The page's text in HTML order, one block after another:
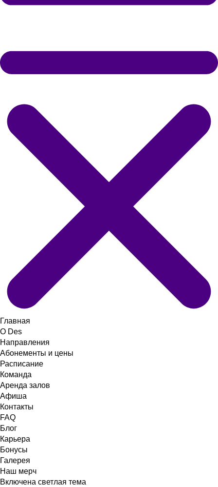
Главная
О Des
Направления
Абонементы и цены
Расписание
Команда
Аренда залов
Афиша
Контакты
FAQ
Блог
Карьера
Бонусы
Галерея
Наш мерч
Включена светлая тема